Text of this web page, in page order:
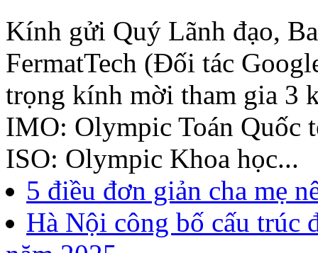
Kính gửi Quý Lãnh đạo,
FermatTech (Đối tác
trọng kính mời tham gia 3
IMO: Olympic Toán Quốc
ISO: Olympic Khoa học...
5 điều đơn giản cha mẹ
Hà Nội công bố cấu trúc